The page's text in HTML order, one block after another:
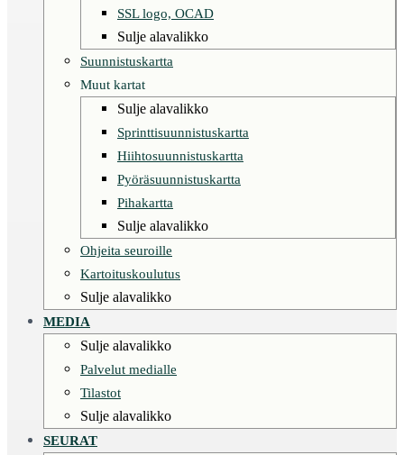
SSL logo, OCAD
Sulje alavalikko
Suunnistuskartta
Muut kartat
Sulje alavalikko
Sprinttisuunnistuskartta
Hiihtosuunnistuskartta
Pyöräsuunnistuskartta
Pihakartta
Sulje alavalikko
Ohjeita seuroille
Kartoituskoulutus
Sulje alavalikko
MEDIA
Sulje alavalikko
Palvelut medialle
Tilastot
Sulje alavalikko
SEURAT